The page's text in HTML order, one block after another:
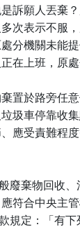
訴願人丟棄
多次表示不服
分機關未能
正在上班，原
置於路旁任
圾車停靠收
應受責難程
廢棄物回收
應符合中央主
規定：「有